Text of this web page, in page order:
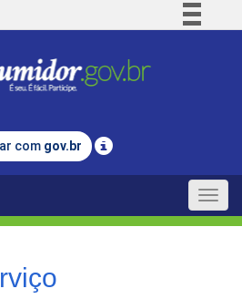
Comunica BR
Legislação
com gov.br
Toggle